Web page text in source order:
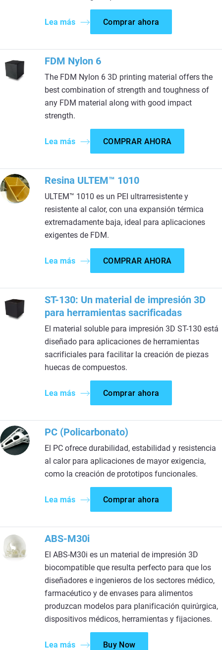
Lea más Comprar ahora
FDM Nylon 6
The FDM Nylon 6 3D printing material offers the
best combination of strength and toughness of
any FDM material along with good impact
strength.
Lea más COMPRAR AHORA
Resina ULTEM™ 1010
ULTEM™ 1010 es un PEI ultrarresistente y
resistente al calor, con una expansión térmica
extremadamente baja, ideal para aplicaciones
exigentes de FDM.
Lea más COMPRAR AHORA
ST-130: Un material de impresión 3D
para herramientas sacrificadas
El material soluble para impresión 3D ST-130 está
diseñado para aplicaciones de herramientas
sacrificiales para facilitar la creación de piezas
huecas de compuestos.
Lea más Comprar ahora
PC (Policarbonato)
El PC ofrece durabilidad, estabilidad y resistencia
al calor para aplicaciones de mayor exigencia,
como la creación de prototipos funcionales.
Lea más Comprar ahora
ABS-M30i
El ABS-M30i es un material de impresión 3D
biocompatible que resulta perfecto para que los
diseñadores e ingenieros de los sectores médico,
farmacéutico y de envases para alimentos
produzcan modelos para planificación quirúrgica,
dispositivos médicos, herramientas y fijaciones.
Lea más Buy Now